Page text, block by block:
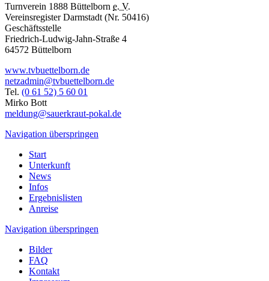
Turnverein 1888 Büttelborn e. V.
Vereinsregister Darmstadt (Nr. 50416)
Geschäftsstelle
Friedrich-Ludwig-Jahn-Straße 4
64572 Büttelborn
www.tvbuettelborn.de
netzadmin@tvbuettelborn.de
Tel. (0 61 52) 5 60 01
Mirko Bott
meldung@sauerkraut-pokal.de
Navigation überspringen
Start
Unterkunft
News
Infos
Ergebnislisten
Anreise
Navigation überspringen
Bilder
FAQ
Kontakt